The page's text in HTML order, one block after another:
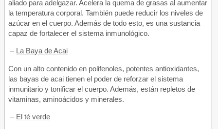
aliado para adelgazar. Acelera la quema de grasas al aumentar
la temperatura corporal. También puede reducir los niveles de
azúcar en el cuerpo. Además de todo esto, es una sustancia
capaz de fortalecer el sistema inmunológico.
– La Baya de Acai
Con un alto contenido en polifenoles, potentes antioxidantes,
las bayas de acai tienen el poder de reforzar el sistema
inmunitario y tonificar el cuerpo. Además, están repletos de
vitaminas, aminoácidos y minerales.
– El té verde